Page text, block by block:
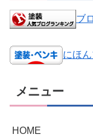
ブ
にほ
メニュー
HOME